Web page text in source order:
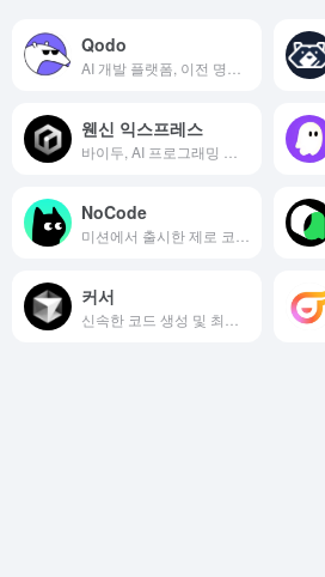
Qodo
웬신 익스프레스
NoCode
커서